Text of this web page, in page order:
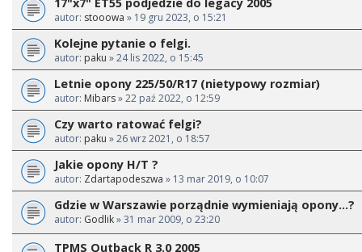
autor: stooowa » 19 gru 2023, o 15:21
Kolejne pytanie o felgi.
autor: paku » 24 lis 2022, o 15:45
Letnie opony 225/50/R17 (nietypowy rozmiar)
autor: Mibars» 22 paź 2022, o 12:59
Czy warto ratować felgi?
autor: paku » 26 wrz 2021, o 18:57
Jakie opony H/T ?
autor: Zdartapodeszwa » 13 mar 2019, o 10:07
Gdzie w Warszawie porządnie wymieniają opony...?
autor: Godlik» 31 mar 2009, o 23:20
TPMS Outback R 3.0 2005